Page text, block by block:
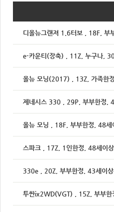
디올뉴그랜져 1.6터보 , 18F, 부
e-카운티(장축) , 11Z, 누구나,
올뉴 모닝(2017) , 13Z, 가족한
제네시스 330 , 29P, 부부한정,
올뉴 모닝 , 18F, 부부한정, 48세
스파크 , 17Z, 1인한정, 48세이
330e , 20Z, 부부한정, 43세이상
투싼ix2WD(VGT) , 15Z, 부부한